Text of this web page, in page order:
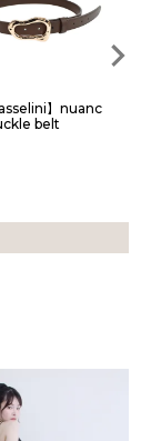
】nuanc
belt